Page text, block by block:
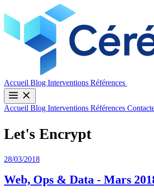
Accueil Blog Interventions Références
Accueil Blog Interventions Références
Let's Encrypt
28/03/2018
Web, Ops & Data - Mars